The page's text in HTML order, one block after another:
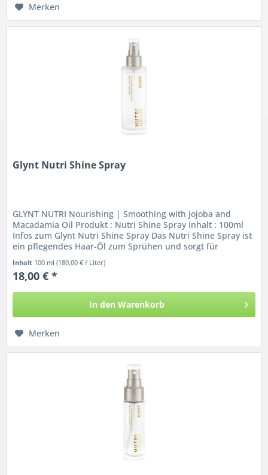
Merken
Glynt Nutri Shine Spray
GLYNT NUTRI Nourishing | Smoothing with Jojoba and
Macadamia Oil Produkt : Nutri Shine Spray Inhalt : 100ml
Infos zum Glynt Nutri Shine Spray Das Nutri Shine Spray ist
ein pflegendes Haar-Öl zum Sprühen und sorgt für
Inhalt 100 ml(180,00 € / Liter)
18,00 € *
In den Warenkorb
Merken